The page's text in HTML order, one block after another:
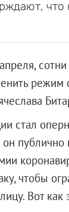
режим
стал
чтобы
Вот как